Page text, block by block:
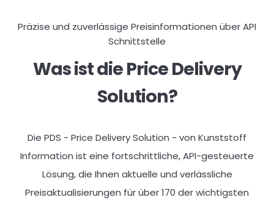
Präzise und zuverlässige Preisinformationen über API
Schnittstelle
Was ist die Price Delivery
Solution?
Die PDS - Price Delivery Solution - von Kunststoff
Information ist eine fortschrittliche, API-gesteuerte
Lösung, die Ihnen aktuelle und verlässliche
Preisaktualisierungen für über 170 der wichtigsten